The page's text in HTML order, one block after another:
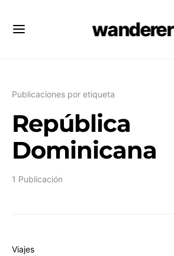
wanderer
Publicaciones por etiqueta
República
Dominicana
1 Publicación
Viajes